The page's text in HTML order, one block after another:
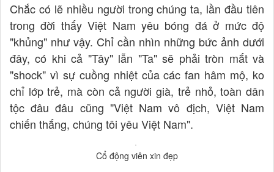
Chắc có lẽ nhiều người trong chúng ta, lần đầu tiên
trong đời thấy Việt Nam yêu bóng đá ở mức độ
"khủng" như vậy. Chỉ cần nhìn những bức ảnh dưới
đây, có khi cả "Tây" lẫn "Ta" sẽ phải tròn mắt và
"shock" vì sự cuồng nhiệt của các fan hâm mộ, ko
chỉ lớp trẻ, mà còn cả người già, trẻ nhỏ, toàn dân
tộc đâu đâu cũng "Việt Nam vô địch, Việt Nam
chiến thắng, chúng tôi yêu Việt Nam".
Cổ động viên xin đẹp